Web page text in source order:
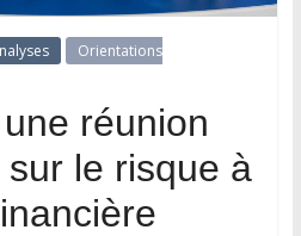
Orientations
réunion
le risque à